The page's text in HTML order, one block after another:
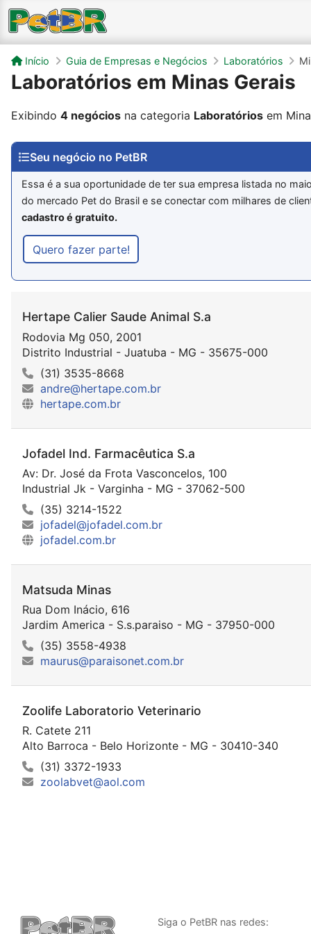
Início Guia de Empresas e Negócios Laboratórios
Laboratórios em Minas Gerais
Exibindo 4 negócios na categoria Laboratórios em
Seu negócio no PetBR
Essa é a sua oportunidade de ter sua empresa listada no
do mercado Pet do Brasil e se conectar com milhares de
cadastro é gratuito.
Quero fazer parte!
Hertape Calier Saude Animal S.a
Rodovia Mg 050, 2001
Distrito Industrial - Juatuba - MG - 35675-000
(31) 3535-8668
andre@hertape.com.br
hertape.com.br
Jofadel Ind. Farmacêutica S.a
Av: Dr. José da Frota Vasconcelos, 100
Industrial Jk - Varginha - MG - 37062-500
(35) 3214-1522
jofadel@jofadel.com.br
jofadel.com.br
Matsuda Minas
Rua Dom Inácio, 616
Jardim America - S.s.paraiso - MG - 37950-000
(35) 3558-4938
maurus@paraisonet.com.br
Zoolife Laboratorio Veterinario
R. Catete 211
Alto Barroca - Belo Horizonte - MG - 30410-340
(31) 3372-1933
zoolabvet@aol.com
Siga o PetBR nas redes: